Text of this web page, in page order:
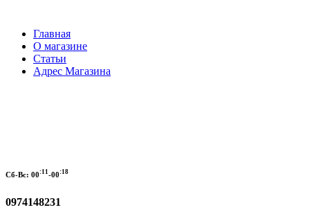
Главная
О магазине
Статьи
Адрес Магазина
Сб-Вс: 00:11 -00:18
0974148231